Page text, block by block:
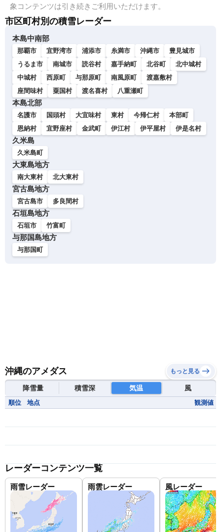
象コンテンツは引き続きご利用いただけます。
市区町村別の積雪レーダー
本島中南部
那覇市 宜野湾市 浦添市 糸満市 沖縄市
豊見城市
うるま市
南城市 読谷村 嘉手納町 北谷町
北中城村
中城村
西原町 与那原町 南風原町
渡嘉敷村
座間味村
粟国村 渡名喜村 八重瀬町
本島北部
名護市 国頭村 大宜味村 東村 今帰仁村
本部町
恩納村
宜野座村 金武町 伊江村 伊平屋村 伊是名村
久米島
久米島町
大東島地方
南大東村 北大東村
宮古島地方
宮古島市 多良間村
石垣島地方
石垣市 竹富町
与那国島地方
与那国町
沖縄のアメダス もっと見る
降雪量 積雪深 気温 風
順位 地点 観測値
レーダーコンテンツ一覧
雨雪レーダー 雨雲レーダー 風レーダー